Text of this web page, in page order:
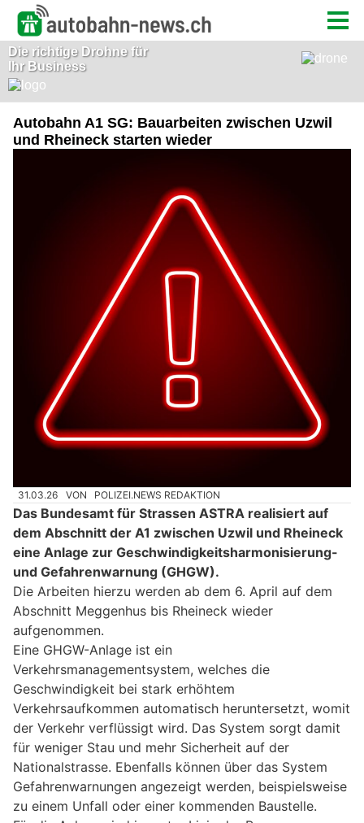
Autobahn A1 SG: Bauarbeiten zwischen Uzwil
und Rheineck starten wieder
31.03.26 VON POLIZEI.NEWS REDAKTION
Das Bundesamt für Strassen ASTRA realisiert auf
dem Abschnitt der A1 zwischen Uzwil und Rheineck
eine Anlage zur Geschwindigkeitsharmonisierung-
und Gefahrenwarnung (GHGW).
Die Arbeiten hierzu werden ab dem 6. April auf dem
Abschnitt Meggenhus bis Rheineck wieder
aufgenommen.
Eine GHGW-Anlage ist ein
Verkehrsmanagementsystem, welches die
Geschwindigkeit bei stark erhöhtem
Verkehrsaufkommen automatisch heruntersetzt, womit
der Verkehr verflüssigt wird. Das System sorgt damit
für weniger Stau und mehr Sicherheit auf der
Nationalstrasse. Ebenfalls können über das System
Gefahrenwarnungen angezeigt werden, beispielsweise
zu einem Unfall oder einer kommenden Baustelle.